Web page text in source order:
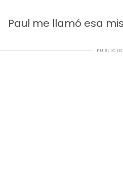
Paul me llamó esa